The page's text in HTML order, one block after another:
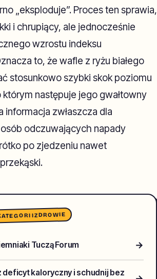
„eksploduje”. Proces ten sprawia,
i chrupiący, ale jednocześnie
wzrostu indeksu
to, że wafle z ryżu białego
stosunkowo szybki skok poziomu
następuje jego gwałtowny
informacja zwłaszcza dla
odczuwających napady
po zjedzeniu nawet
ZDROWIE
Tuczą Forum →
deficyt kaloryczny i schudnij bez